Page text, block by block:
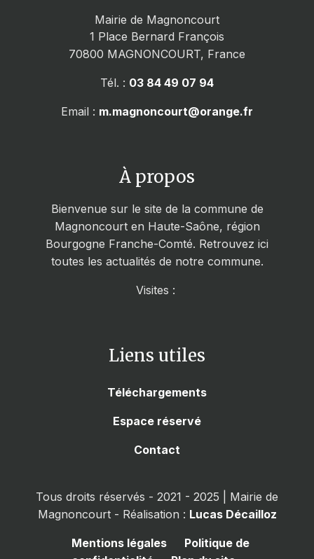
Mairie de Magnoncourt
1 Place Bernard François
70800 MAGNONCOURT, France
Tél. : 03 84 49 07 94
Email : m.magnoncourt@orange.fr
À propos
Bienvenue sur le site de la commune de
Magnoncourt en Haute-Saône, région
Bourgogne Franche-Comté. Retrouvez ici
toutes les actualités de notre commune.
Visites :
Liens utiles
Téléchargements
Espace réservé
Contact
Tous droits réservés - 2021 - 2025 | Mairie de
Magnoncourt - Réalisation : Lucas Décailloz
Mentions légales
Politique de